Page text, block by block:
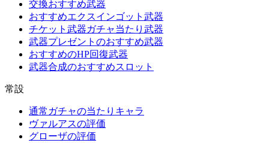
交換おすすめ武器
おすすめエクスインゴット武器
チケット武器ガチャ当たり武器
武器プレゼントのおすすめ武器
おすすめのHP回復武器
武器合成のおすすめスロット
常設
通常ガチャの当たりキャラ
ヴァルアスの評価
グローザの評価